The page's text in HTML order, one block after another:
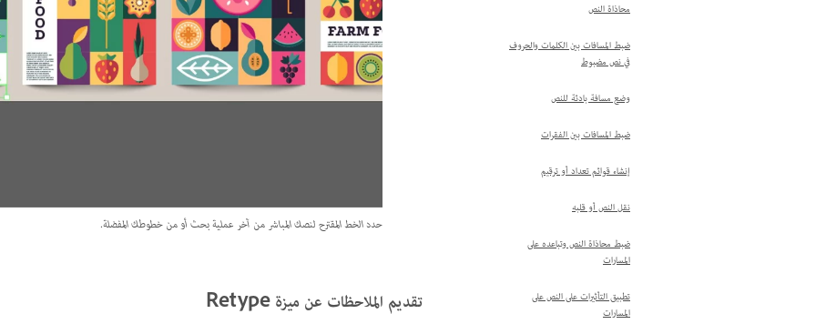
محاذاة النص
ضبط المسافات بين الكلمات والحروف
في نص مضبوط
وضع مسافة بادئة للنص
ضبط المسافات بين الفقرات
إنشاء قوائم تعداد أو ترقيم
نقل النص أو قلبه
ضبط محاذاة النص وتباعده على
المسارات
تطبيق التأثيرات على النص على
المسارات
حدد الخط المقترح لنصك المباشر من آخر عملية بحث أو من خطوطك المفضلة.
تقديم الملاحظات عن ميزة Retype